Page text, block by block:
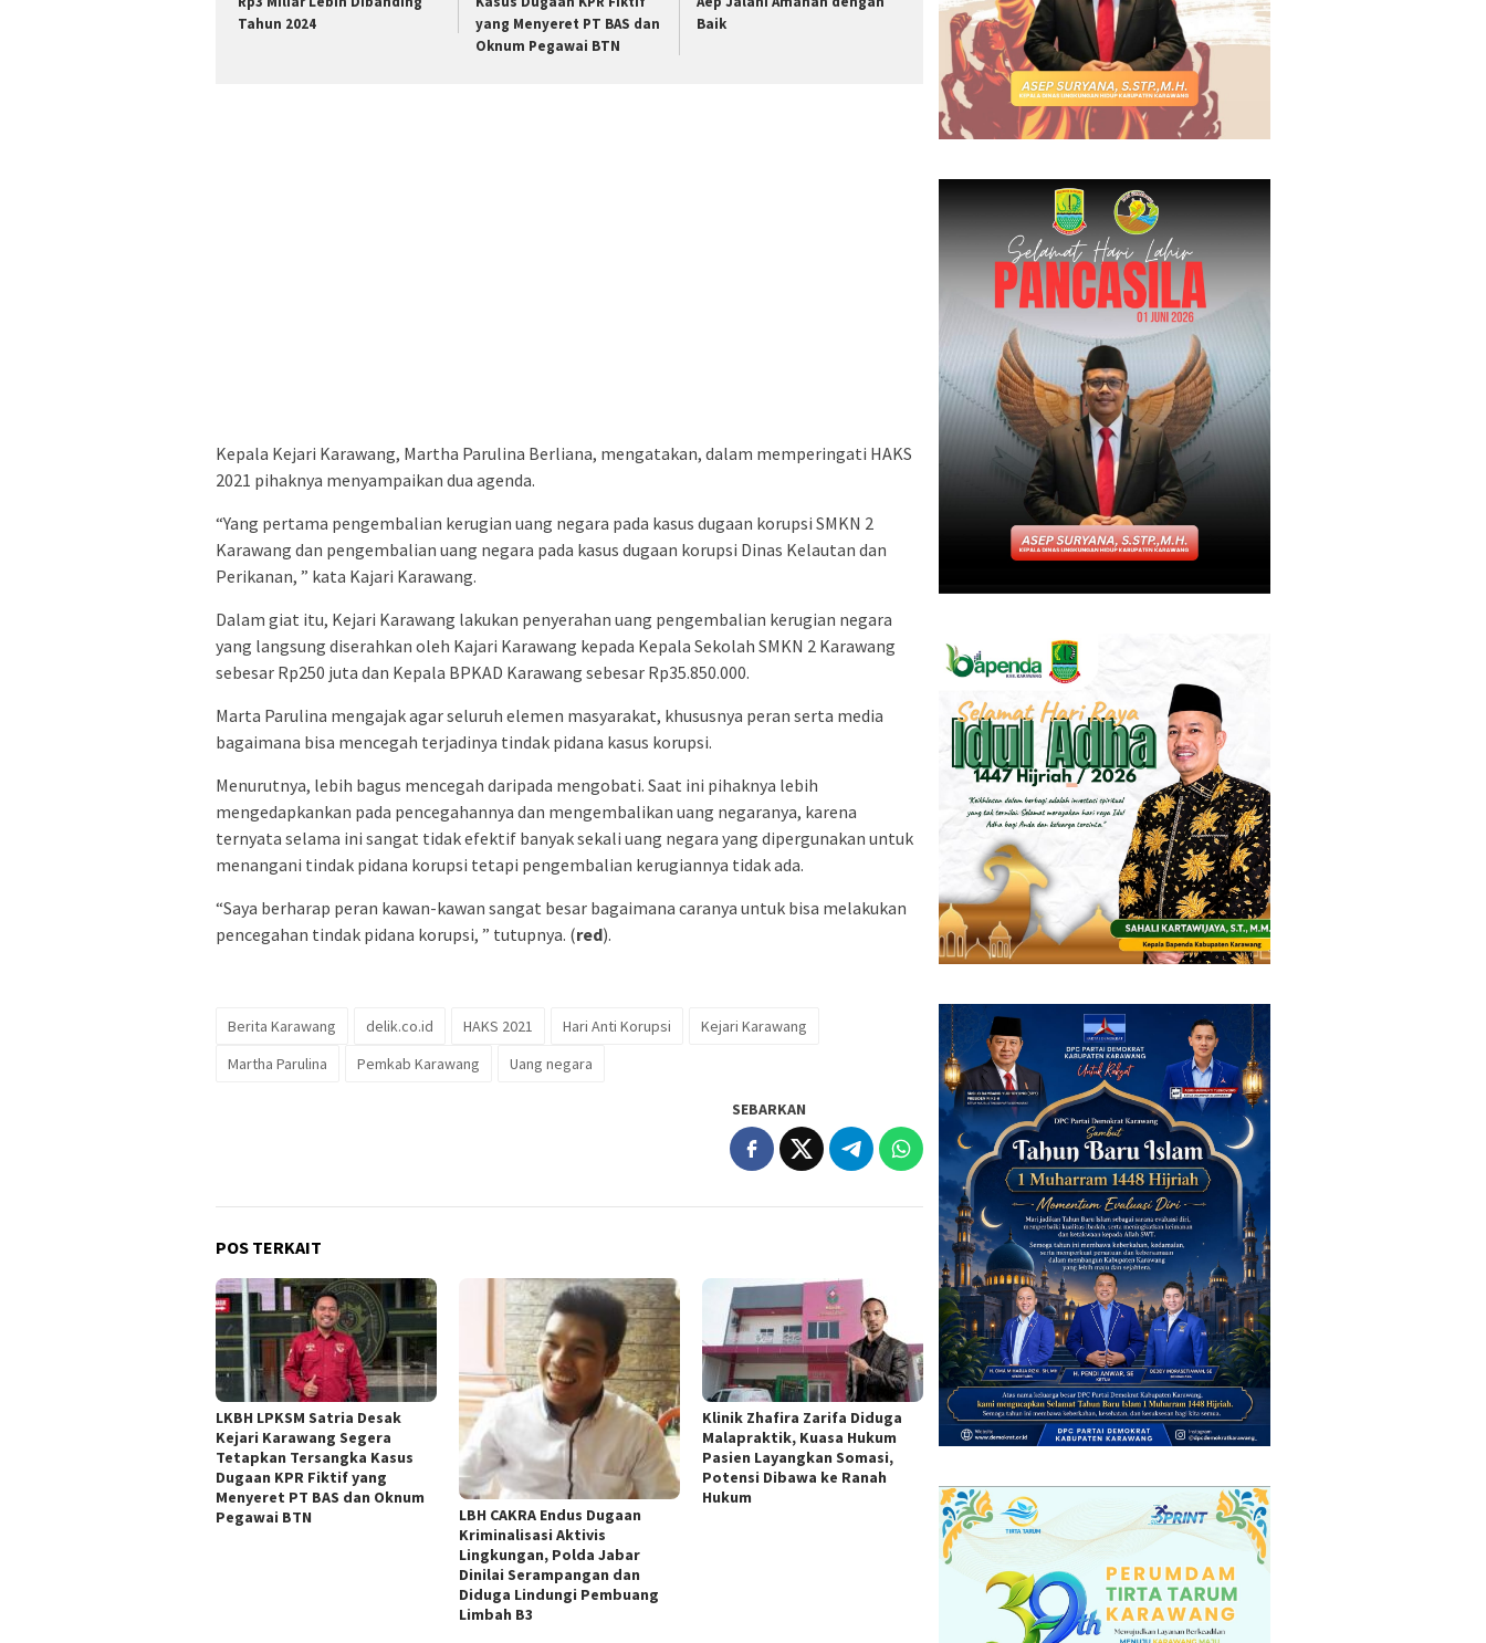
Tahun 2024
yang Menyeret PT BAS dan
Oknum Pegawai BTN
Baik
Kepala Kejari Karawang, Martha Parulina Berliana, mengatakan, dalam memperingati HAKS
2021 pihaknya menyampaikan dua agenda.
“Yang pertama pengembalian kerugian uang negara pada kasus dugaan korupsi SMKN 2
Karawang dan pengembalian uang negara pada kasus dugaan korupsi Dinas Kelautan dan
Perikanan, ” kata Kajari Karawang.
Dalam giat itu, Kejari Karawang lakukan penyerahan uang pengembalian kerugian negara
yang langsung diserahkan oleh Kajari Karawang kepada Kepala Sekolah SMKN 2 Karawang
sebesar Rp250 juta dan Kepala BPKAD Karawang sebesar Rp35.850.000.
Marta Parulina mengajak agar seluruh elemen masyarakat, khususnya peran serta media
bagaimana bisa mencegah terjadinya tindak pidana kasus korupsi.
Menurutnya, lebih bagus mencegah daripada mengobati. Saat ini pihaknya lebih
mengedapkankan pada pencegahannya dan mengembalikan uang negaranya, karena
ternyata selama ini sangat tidak efektif banyak sekali uang negara yang dipergunakan untuk
menangani tindak pidana korupsi tetapi pengembalian kerugiannya tidak ada.
“Saya berharap peran kawan-kawan sangat besar bagaimana caranya untuk bisa melakukan
pencegahan tindak pidana korupsi, ” tutupnya. (red).
Berita Karawang delik.co.id HAKS 2021 Hari Anti Korupsi
Kejari Karawang
Martha Parulina
Pemkab Karawang Uang negara
SEBARKAN
POS TERKAIT
LKBH LPKSM Satria Desak
Kejari Karawang Segera
Tetapkan Tersangka Kasus
Dugaan KPR Fiktif yang
Menyeret PT BAS dan Oknum
Pegawai BTN
LBH CAKRA Endus Dugaan
Kriminalisasi Aktivis
Lingkungan, Polda Jabar
Dinilai Serampangan dan
Diduga Lindungi Pembuang
Limbah B3
Klinik Zhafira Zarifa Diduga
Malapraktik, Kuasa Hukum
Pasien Layangkan Somasi,
Potensi Dibawa ke Ranah
Hukum